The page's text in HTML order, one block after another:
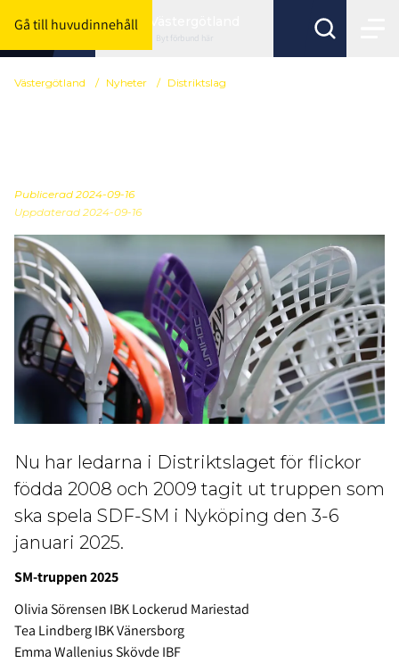
Gå till huvudinnehåll
Byt förbund här
Västergötland / Nyheter / Distriktslag
Publicerad 2024-09-16
Uppdaterad 2024-09-16
Nu har ledarna i Distriktslaget för flickor
födda 2008 och 2009 tagit ut truppen som
ska spela SDF-SM i Nyköping den 3-6
januari 2025.
SM-truppen 2025
Olivia Sörensen IBK Lockerud Mariestad
Tea Lindberg IBK Vänersborg
Emma Wallenius Skövde IBF